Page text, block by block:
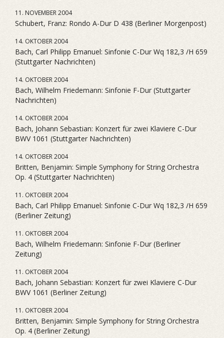
11. NOVEMBER 2004
Schubert, Franz: Rondo A-Dur D 438 (Berliner Morgenpost)
14. OKTOBER 2004
Bach, Carl Philipp Emanuel: Sinfonie C-Dur Wq 182,3 /H 659
(Stuttgarter Nachrichten)
14. OKTOBER 2004
Bach, Wilhelm Friedemann: Sinfonie F-Dur (Stuttgarter
Nachrichten)
14. OKTOBER 2004
Bach, Johann Sebastian: Konzert für zwei Klaviere C-Dur
BWV 1061 (Stuttgarter Nachrichten)
14. OKTOBER 2004
Britten, Benjamin: Simple Symphony for String Orchestra
Op. 4 (Stuttgarter Nachrichten)
11. OKTOBER 2004
Bach, Carl Philipp Emanuel: Sinfonie C-Dur Wq 182,3 /H 659
(Berliner Zeitung)
11. OKTOBER 2004
Bach, Wilhelm Friedemann: Sinfonie F-Dur (Berliner
Zeitung)
11. OKTOBER 2004
Bach, Johann Sebastian: Konzert für zwei Klaviere C-Dur
BWV 1061 (Berliner Zeitung)
11. OKTOBER 2004
Britten, Benjamin: Simple Symphony for String Orchestra
Op. 4 (Berliner Zeitung)